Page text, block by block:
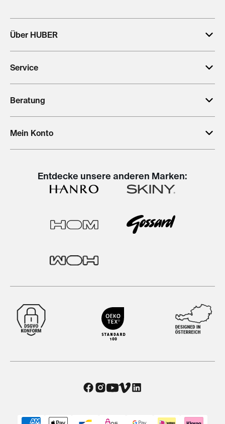
Über HUBER
Service
Beratung
Mein Konto
Entdecke unsere anderen Marken: